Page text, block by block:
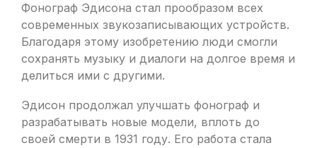
Фонограф Эдисона стал прообразом всех
современных звукозаписывающих устройств.
Благодаря этому изобретению люди смогли
сохранять музыку и диалоги на долгое время и
делиться ими с другими.
Эдисон продолжал улучшать фонограф и
разрабатывать новые модели, вплоть до
своей смерти в 1931 году. Его работа стала